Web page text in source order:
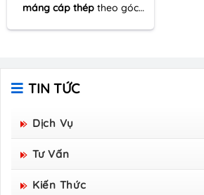
máng cáp thép theo góc
khảo sát tuyến cáp đến tối
ưu vật tư và đảm bảo kỹ
thuật vận hành lâu dài.
TIN TỨC
Dịch Vụ
Tư Vấn
Tấm Sàn Grating Composite FRP
Group Sản Xuất
Kiến Thức